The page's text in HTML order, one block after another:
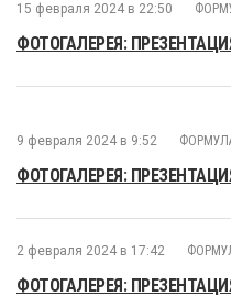
15 февраля 2024 в 22:50
ФОТОГАЛЕРЕЯ: ПРЕЗЕНТАЦИЯ
9 февраля 2024 в 9:52
ФОТОГАЛЕРЕЯ: ПРЕЗЕНТАЦИЯ
2 февраля 2024 в 17:42
ФОТОГАЛЕРЕЯ: